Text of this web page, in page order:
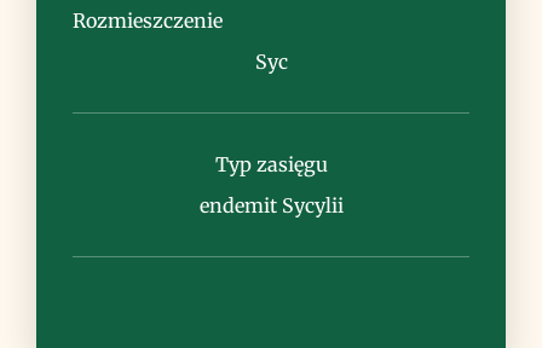
Uwagi
inne podgatunki H. pendulum występują
w Hiszpanii i krajach Magrebu
Rozmieszczenie
Syc
Typ zasięgu
endemit Sycylii